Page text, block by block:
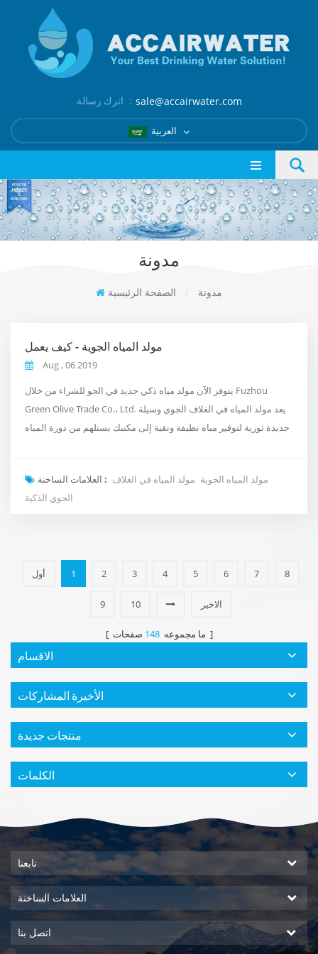
اترك رسالة ： sale@accairwater.com
مدونة
الصفحة الرئيسية / مدونة
مولد المياه الجوية - كيف يعمل
Aug , 06 2019
يتوفر الآن مولد مياه ذكي جديد في الجو للشراء من خلال Fuzhou
Green Olive Trade Co.، Ltd. يعد مولد المياه في الغلاف الجوي وسيلة
جديدة ثورية لتوفير مياه نظيفة ونقية إلى مكتبك يستلهم من دورة المياه
ويحوله إلى ماء من خلال سلسلة من عمليات التكثيف والترشيح والتنقية.
معرفة ال...
العلامات الساخنة : مولد المياه الجوية مولد المياه في الغلاف
الجوي الذكية
أول 1 2 3 4 5 6 7 8
9 10 الاخير
[ ما مجموعه148 صفحات ]
الاقسام
الأخيرة المشاركات
منتجات جديدة
الكلمات
تابعنا
العلامات الساخنة
اتصل بنا